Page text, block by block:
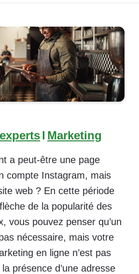
I Marketing
a peut-être une page
compte Instagram, mais
web ? En cette période
de la popularité des
vous pouvez penser qu’un
nécessaire, mais votre
en ligne n’est pas
présence d’une adresse